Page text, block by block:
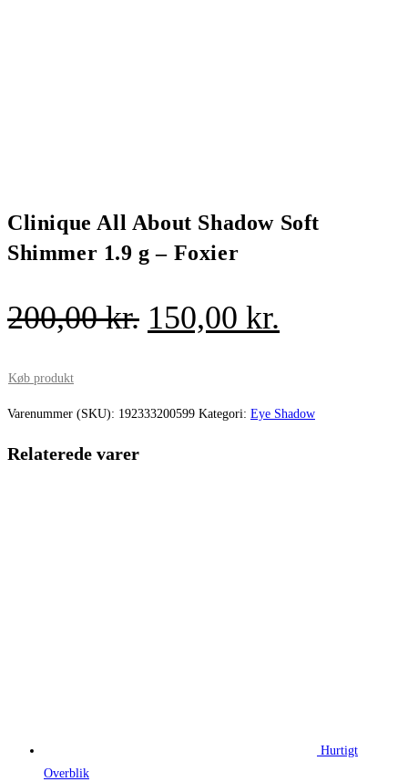
Clinique All About Shadow Soft
Shimmer 1.9 g – Foxier
200,00kr. Den
var:
150,00 kr.
er:
Køb produkt
Varenummer (SKU): 192333200599 Kategori: Eye Shadow
Relaterede varer
Hurtigt
Overblik